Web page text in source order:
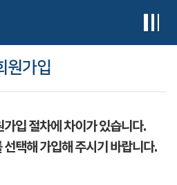
원가입
입 절차에 차이가 있습니다.
택해 가입해 주시기 바랍니다.